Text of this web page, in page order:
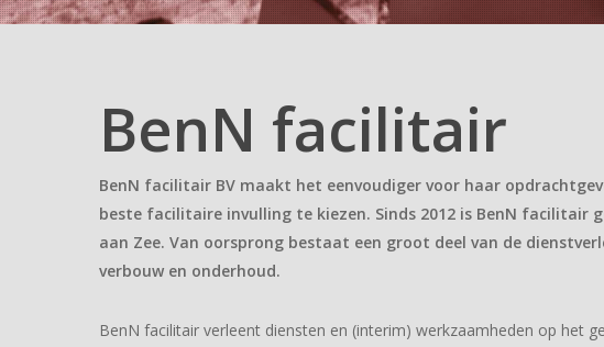
BenN facilitair
BenN facilitair BV maakt het eenvoudiger voor haar
beste facilitaire invulling te kiezen. Sinds 2012 is BenN facilitair
aan Zee. Van oorsprong bestaat een groot deel van de
verbouw en onderhoud.
BenN facilitair verleent diensten en (interim) werkzaamheden op het